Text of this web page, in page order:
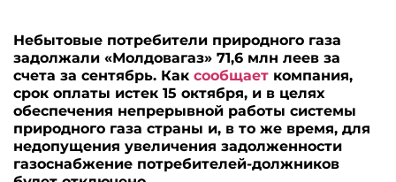
Небытовые потребители природного газа
задолжали «Молдовагаз» 71,6 млн леев за
счета за сентябрь. Каксообщает компания,
срок оплаты истек 15 октября, и в целях
обеспечения непрерывной работы системы
природного газа страны и, в то же время, для
недопущения увеличения задолженности
газоснабжение потребителей-должников